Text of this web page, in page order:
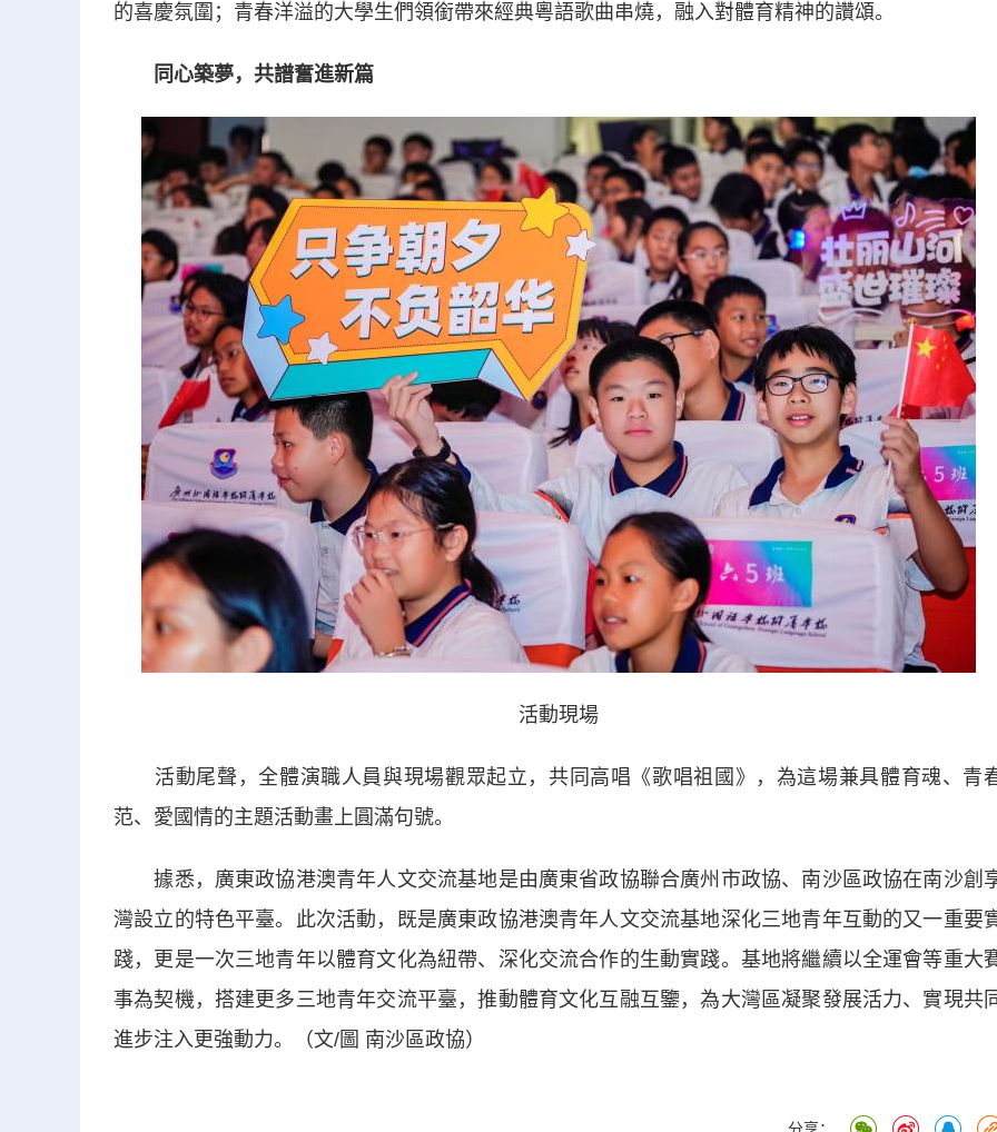
的喜慶氛圍；青春洋溢的大學生們領銜帶來經典粵語歌曲串燒，融入對體育精神的讚頌。
同心築夢，共譜奮進新篇
活動現場
活動尾聲，全體演職人員與現場觀眾起立，共同高唱《歌唱祖國》，為這場兼具體育魂、青
范、愛國情的主題活動畫上圓滿句號。
據悉，廣東政協港澳青年人文交流基地是由廣東省政協聯合廣州市政協、南沙區政協在南沙創
灣設立的特色平臺。此次活動，既是廣東政協港澳青年人文交流基地深化三地青年互動的又一重要
踐，更是一次三地青年以體育文化為紐帶、深化交流合作的生動實踐。基地將繼續以全運會等重大
事為契機，搭建更多三地青年交流平臺，推動體育文化互融互鑒，為大灣區凝聚發展活力、實現共
進步注入更強動力。（文/圖 南沙區政協）